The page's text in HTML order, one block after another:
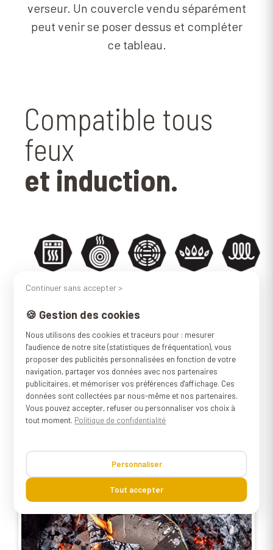
verseur. Un couvercle vendu séparément
peut venir se poser dessus et compléter
ce tableau.
Compatible tous
feux
et induction.
Le gaz, les plaques électriques classiques
plaques à inductions, rien de tout ça ne lui
fait peur. Cette poêle en fonte naturelle
est d’une nature brute très robuste. Sa
fabrication artisanale et le choix des
matériaux nobles en font un produit haut
Continuer sans accepter >
🍪 Gestion des cookies
Nous utilisons des cookies et traceurs pour : mesurer
l'audience de notre site (statistiques de fréquentation), vous
proposer des publicités personnalisées en fonction de votre
navigation, partager vos données avec nos partenaires
publicitaires, et mémoriser vos préférences d'affichage. Ces
données sont collectées par nous-même et nos partenaires.
Vous pouvez accepter, refuser ou personnaliser vos choix à
tout moment. Politique de confidentialité
Personnaliser
Tout accepter